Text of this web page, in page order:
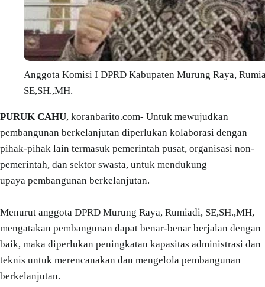
Anggota Komisi I DPRD Kabupaten Murung Raya,
SE,SH.,MH.
PURUK CAHU, koranbarito.com- Untuk mewujudkan
pembangunan berkelanjutan diperlukan kolaborasi dengan
pihak-pihak lain termasuk pemerintah pusat, organisasi non-
pemerintah, dan sektor swasta, untuk mendukung
upaya pembangunan berkelanjutan.
Menurut anggota DPRD Murung Raya, Rumiadi, SE,SH.,MH,
mengatakan pembangunan dapat benar-benar berjalan dengan
baik, maka diperlukan peningkatan kapasitas administrasi dan
teknis untuk merencanakan dan mengelola pembangunan
berkelanjutan.